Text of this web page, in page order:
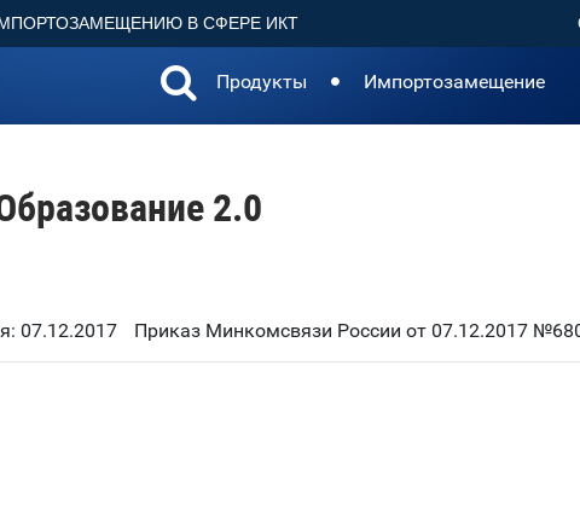
В СФЕРЕ ИКТ
Продукты Импортозамещение
2.0
07.12.2017 Приказ Минкомсвязи России от 07.12.2017